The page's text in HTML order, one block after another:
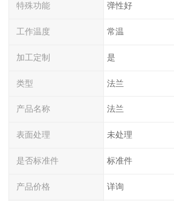
特殊功能 弹性好
工作温度 常温
加工定制 是
类型 法兰
产品名称 法兰
表面处理 未处理
是否标准件 标准件
产品价格 详询